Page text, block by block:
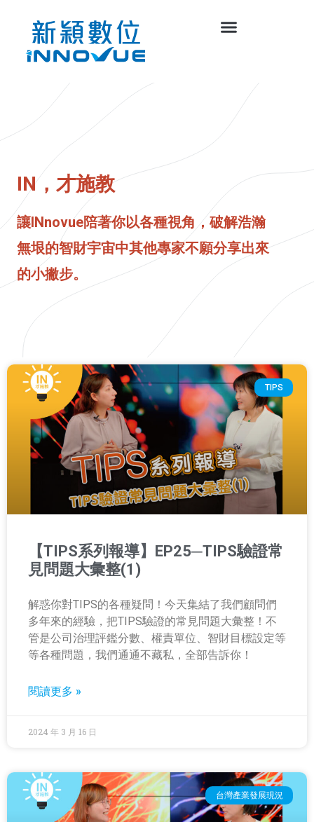
IN，才施教
讓INnovue陪著你以各種視角，破解浩瀚
無垠的智財宇宙中其他專家不願分享出來
的小撇步。
TIPS
【TIPS系列報導】EP25─TIPS驗證常
見問題大彙整(1)
解惑你對TIPS的各種疑問！今天集結了我們顧問們
多年來的經驗，把TIPS驗證的常見問題大彙整！不
管是公司治理評鑑分數、權責單位、智財目標設定等
等各種問題，我們通通不藏私，全部告訴你！
閱讀更多 »
2024 年 3 月 16 日
台灣產業發展現況